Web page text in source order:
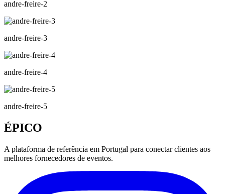
andre-freire-2
andre-freire-3
andre-freire-4
andre-freire-5
ÉPICO
A plataforma de referência em Portugal para conectar clientes aos
melhores fornecedores de eventos.